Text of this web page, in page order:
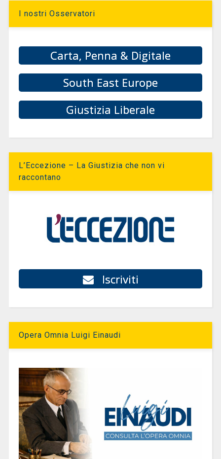
I nostri Osservatori
Carta, Penna & Digitale
South East Europe
Giustizia Liberale
L’Eccezione – La Giustizia che non vi
raccontano
Iscriviti
Opera Omnia Luigi Einaudi